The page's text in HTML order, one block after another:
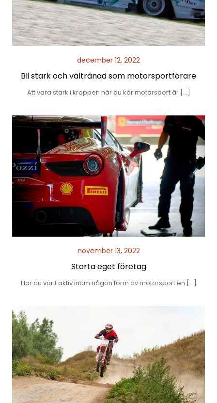
december 12, 2022
Bli stark och vältränad som motorsportförare
Att vara stark i kroppen när du kör motorsport är […]
november 13, 2022
Starta eget företag
Har du varit aktiv inom någon form av motorsport en […]